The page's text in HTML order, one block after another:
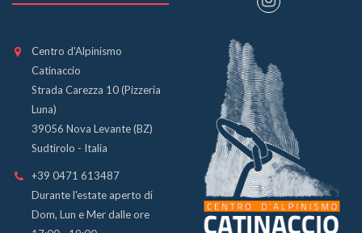
Centro d'Alpinismo
Catinaccio
Strada Carezza 10 (Pizzeria
Luna)
39056 Nova Levante (BZ)
Sudtirolo - Italia
+39 0471 613487
Durante l'estate aperto di
Dom, Lun e Mer dalle ore